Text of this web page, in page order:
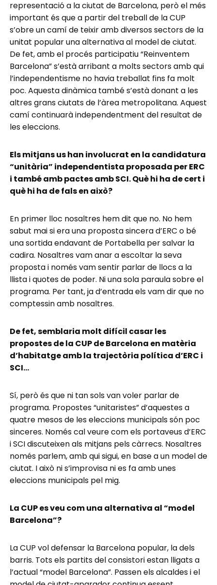
representació a la ciutat de Barcelona, però el més
important és que a partir del treball de la CUP
s’obre un camí de teixir amb diversos sectors de la
unitat popular una alternativa al model de ciutat.
De fet, amb el procés participatiu “Reinventem
Barcelona” s’està arribant a molts sectors amb qui
l’independentisme no havia treballat fins fa molt
poc. Aquesta dinàmica també s’està donant a les
altres grans ciutats de l’àrea metropolitana. Aquest
camí continuarà independentment del resultat de
les eleccions.
Els mitjans us han involucrat en la candidatura
“unitària” independentista proposada per ERC
i també amb pactes amb SCI. Què hi ha de cert i
què hi ha de fals en això?
En primer lloc nosaltres hem dit que no. No hem
sabut mai si era una proposta sincera d’ERC o bé
una sortida endavant de Portabella per salvar la
cadira. Nosaltres vam anar a escoltar la seva
proposta i només vam sentir parlar de llocs a la
llista i quotes de poder. Ni una sola paraula sobre el
programa. Per tant, ja d’entrada els vam dir que no
comptessin amb nosaltres.
De fet, semblaria molt difícil casar les
propostes de la CUP de Barcelona en matèria
d’habitatge amb la trajectòria política d’ERC i
SCI…
Sí, però és que ni tan sols van voler parlar de
programa. Propostes “unitaristes” d’aquestes a
quatre mesos de les eleccions municipals són poc
sinceres. Només cal veure com els portaveus d’ERC
i SCI discuteixen als mitjans pels càrrecs. Nosaltres
només parlem, amb qui sigui, en base a un model de
ciutat. I això ni s’improvisa ni es fa amb unes
eleccions municipals pel mig.
La CUP es veu com una alternativa al “model
Barcelona”?
La CUP vol defensar la Barcelona popular, la dels
barris. Tots els partits del consistori estan lligats a
l’actual “model Barcelona”. Passen els alcaldes i el